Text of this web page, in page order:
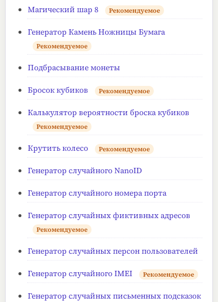
Магический шар 8 Рекомендуемое
Генератор Камень Ножницы Бумага
Рекомендуемое
Подбрасывание монеты
Бросок кубиков Рекомендуемое
Калькулятор вероятности броска кубиков
Рекомендуемое
Крутить колесо Рекомендуемое
Генератор случайного NanoID
Генератор случайного номера порта
Генератор случайных фиктивных адресов
Рекомендуемое
Генератор случайных персон пользователей
Генератор случайного IMEI Рекомендуемое
Генератор случайных письменных подсказок